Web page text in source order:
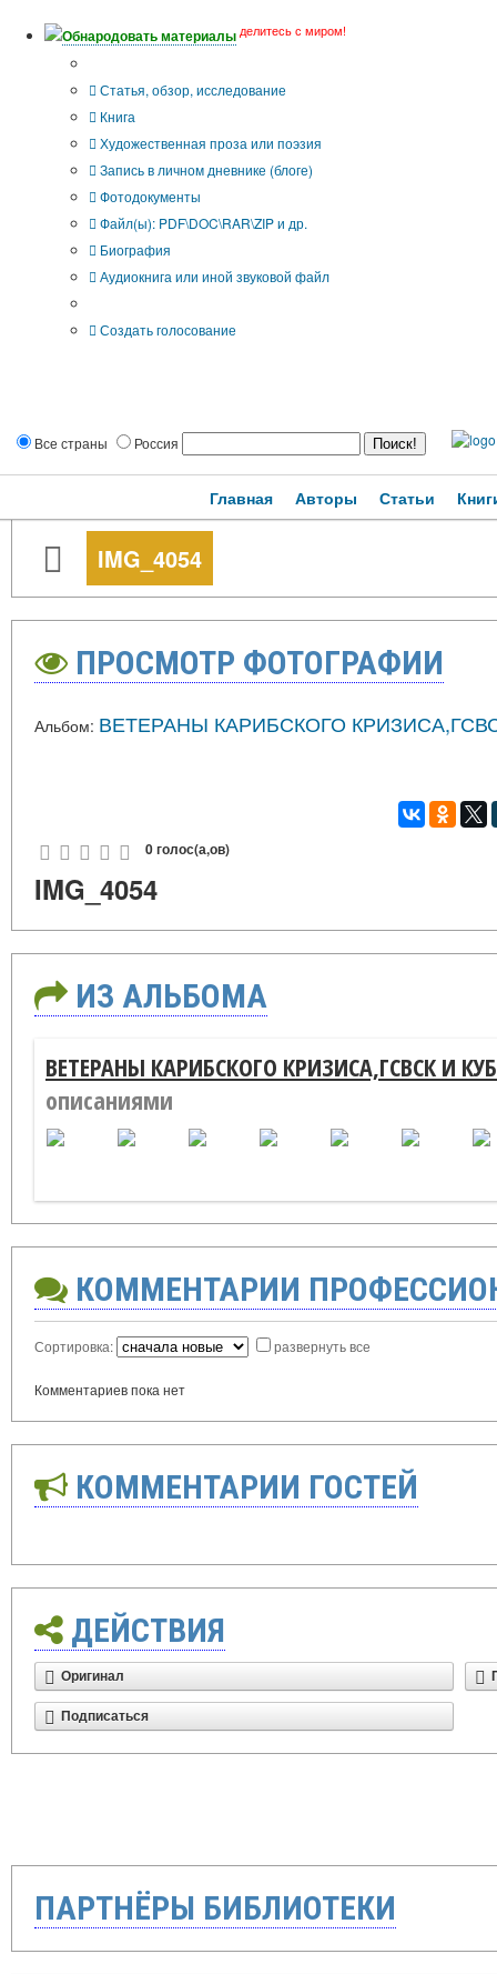
Обнародовать материалы делитесь с миром!
Статья, обзор, исследование
Книга
Художественная проза или поэзия
Запись в личном дневнике (блоге)
Фотодокументы
Файл(ы): PDF\DOC\RAR\ZIP и др.
Биография
Аудиокнига или иной звуковой файл
Создать голосование
Все страны Россия
Главная Авторы Статьи
IMG_4054
ПРОСМОТР ФОТОГРАФИИ
Альбом: ВЕТЕРАНЫ КАРИБСКОГО
0 голос(а,ов)
IMG_4054
ИЗ АЛЬБОМА
ВЕТЕРАНЫ КАРИБСКОГО КРИЗИСА,ГСВСК И
описаниями
КОММЕНТАРИИ
Сортировка: развернуть все
Комментариев пока нет
КОММЕНТАРИИ ГОСТЕЙ
ДЕЙСТВИЯ
Оригинал
Подписаться
ПАРТНЁРЫ БИБЛИОТЕКИ